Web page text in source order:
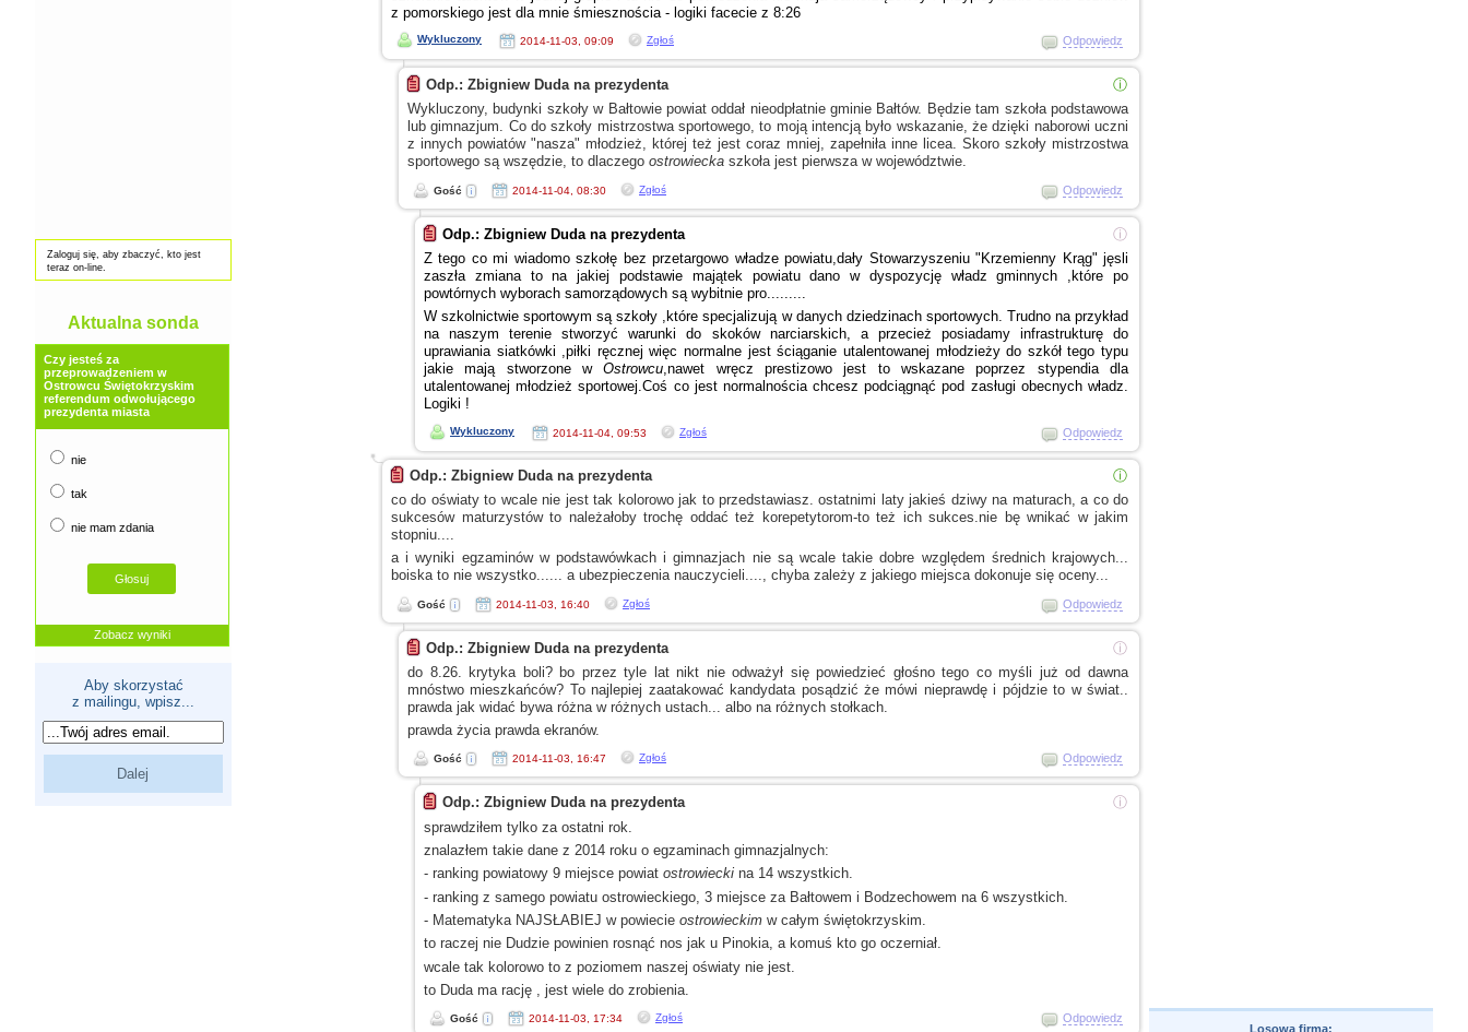
Zaloguj się, aby zbaczyć, kto jest
teraz on-line.
Aktualna sonda
Czy jesteś za
przeprowadzeniem w
Ostrowcu Świętokrzyskim
referendum odwołującego
prezydenta miasta
nie
tak
nie mam zdania
Zobacz wyniki
Aby skorzystać
z mailingu, wpisz...
z pomorskiego jest dla mnie śmiesznościa - logiki facecie z 8:26
Wykluczony 2014-11-03, 09:09 Zgłoś Odpowiedz
ⓘ
Odp.: Zbigniew Duda na prezydenta
Wykluczony, budynki szkoływ Bałtowiepowiat oddał nieodpłatnie gminie Bałtów. Będzie tam szkoła podstawowa
lub gimnazjum. Co do szkoły mistrzostwa sportowego, to moją intencją było wskazanie, że dzięki naborowi uczni
z innych powiatów "nasza" młodzież, której też jest coraz mniej, zapełniła inne licea. Skoro szkoły mistrzostwa
sportowego są wszędzie, to dlaczego ostrowiecka szkoła jest pierwsza w województwie.
Gość 2014-11-04, 08:30 Zgłoś Odpowiedz
ⓘ
Odp.: Zbigniew Duda na prezydenta
Z tego co mi wiadomo szkołę bez przetargowo władze powiatu,dały Stowarzyszeniu "Krzemienny Krąg" jęsli
zaszła zmiana to na jakiej podstawie majątek powiatu danow dyspozycjęwładz gminnych ,które po
powtórnych wyborach samorządowych są wybitnie pro.........
W szkolnictwie sportowym są szkoły ,które specjalizują w danychdziedzinach sportowych. Trudno na przykład
na naszym terenie stworzyć warunki do skoków narciarskich, a przecież posiadamy infrastrukturę do
uprawiania siatkówki ,piłki ręcznej więc normalne jest ściąganie utalentowanej młodzieży do szkół tego typu
jakie mają stworzone wOstrowcu,nawet wręcz prestizowo jest to wskazane poprzez stypendia dla
utalentowanej młodzież sportowej.Coś co jest normalnościa chcesz podciągnąć pod zasługi obecnych władz.
Logiki !
Wykluczony 2014-11-04, 09:53 Zgłoś Odpowiedz
ⓘ
Odp.: Zbigniew Duda na prezydenta
co do oświaty to wcale nie jest tak kolorowo jak to przedstawiasz. ostatnimi laty jakieś dziwy na maturach,a codo
sukcesów maturzystów to należałoby trochę oddać też korepetytorom-to też ich sukces.nie bę wnikać w jakim
stopniu....
a i wyniki egzaminów w podstawówkach i gimnazjach nie są wcale takie dobre względem średnich krajowych...
boiska to nie wszystko...... a ubezpieczenianauczycieli...., chyba zależy z jakiego miejsca dokonuje się oceny...
Gość 2014-11-03, 16:40 Zgłoś Odpowiedz
ⓘ
Odp.: Zbigniew Duda na prezydenta
do 8.26. krytyka boli? bo przez tyle lat nikt nie odważył się powiedzieć głośno tego co myśli już od dawna
mnóstwo mieszkańców? To najlepiej zaatakować kandydata posądzić że mówi nieprawdęi pójdzieto w świat..
prawda jak widać bywa różna w różnych ustach... albo na różnych stołkach.
prawda życia prawda ekranów.
Gość 2014-11-03, 16:47 Zgłoś Odpowiedz
ⓘ
Odp.: Zbigniew Duda na prezydenta
sprawdziłem tylko za ostatni rok.
znalazłem takie dane z 2014 roku o egzaminach gimnazjalnych:
- ranking powiatowy 9 miejsce powiat ostrowiecki na 14 wszystkich.
- ranking z samego powiatu ostrowieckiego, 3 miejsce za Bałtowem i Bodzechowem na 6 wszystkich.
- Matematyka NAJSŁABIEJ w powiecie ostrowieckim w całym świętokrzyskim.
to raczej nie Dudzie powinien rosnąć nos jak u Pinokia, a komuś kto go oczerniał.
wcale tak kolorowo to z poziomem naszej oświaty nie jest.
to Duda ma rację , jest wiele do zrobienia.
Gość 2014-11-03, 17:34 Zgłoś Odpowiedz
Losowa firma: